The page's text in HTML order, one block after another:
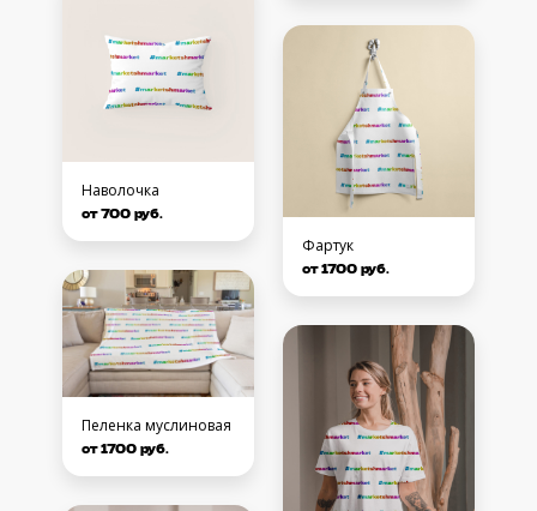
Наволочка
от 700 руб.
Пеленка муслиновая
от 1700 руб.
Фартук
от 1700 руб.